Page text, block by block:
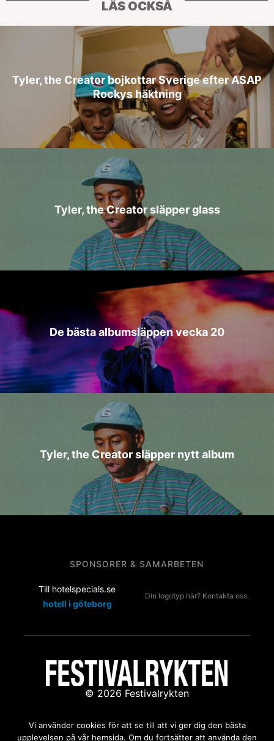
LÄS OCKSÅ
Tyler, the Creator bojkottar Sverige efter ASAP
Rockys häktning
Tyler, the Creator släpper glass
De bästa albumsläppen vecka 20
Tyler, the Creator släpper nytt album
SPONSORER & SAMARBETEN
Till hotelspecials.se
hotell i göteborg
Din logotyp här? Kontakta oss.
© 2026 Festivalrykten
Kontakta oss:redaktion@festivalrykten.se
Vi använder cookies för att se till att vi ger dig den bästa
upplevelsen på vår hemsida. Om du fortsätter att använda den